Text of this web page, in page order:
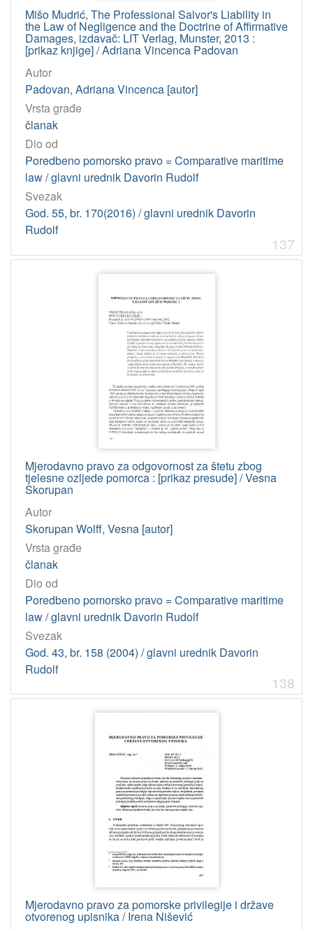
Mišo Mudrić, The Professional Salvor's Liability in
the Law of Negligence and the Doctrine of Affirmative
Damages, izdavač: LIT Verlag, Munster, 2013 :
[prikaz knjige] / Adriana Vincenca Padovan
Autor
Padovan, Adriana Vincenca [autor]
Vrsta građe
članak
Dio od
Poredbeno pomorsko pravo = Comparative maritime
law / glavni urednik Davorin Rudolf
Svezak
God. 55, br. 170(2016) / glavni urednik Davorin
Rudolf
137
Mjerodavno pravo za odgovornost za štetu zbog
tjelesne ozljede pomorca : [prikaz presude] / Vesna
Skorupan
Autor
Skorupan Wolff, Vesna [autor]
Vrsta građe
članak
Dio od
Poredbeno pomorsko pravo = Comparative maritime
law / glavni urednik Davorin Rudolf
Svezak
God. 43, br. 158 (2004) / glavni urednik Davorin
Rudolf
138
Mjerodavno pravo za pomorske privilegije i države
otvorenog upisnika / Irena Nišević